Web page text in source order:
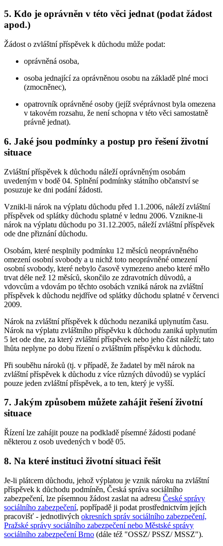
5. Kdo je oprávněn v této věci jednat (podat žádost
apod.)
Žádost o zvláštní příspěvek k důchodu může podat:
oprávněná osoba,
osoba jednající za oprávněnou osobu na základě plné moci
(zmocněnec),
opatrovník oprávněné osoby (jejíž svéprávnost byla omezena
v takovém rozsahu, že není schopna v této věci samostatně
právně jednat).
6. Jaké jsou podmínky a postup pro řešení životní
situace
Zvláštní příspěvek k důchodu náleží oprávněným osobám
uvedeným v bodě 04. Splnění podmínky státního občanství se
posuzuje ke dni podání žádosti.
Vznikl-li nárok na výplatu důchodu před 1.1.2006, náleží zvláštní
příspěvek od splátky důchodu splatné v lednu 2006. Vznikne-li
nárok na výplatu důchodu po 31.12.2005, náleží zvláštní příspěvek
ode dne přiznání důchodu.
Osobám, které nesplnily podmínku 12 měsíců neoprávněného
omezení osobní svobody a u nichž toto neoprávněné omezení
osobní svobody, které nebylo časově vymezeno anebo které mělo
trvat déle než 12 měsíců, skončilo ze zdravotních důvodů, a
vdovcům a vdovám po těchto osobách vzniká nárok na zvláštní
příspěvek k důchodu nejdříve od splátky důchodu splatné v červenci
2009.
Nárok na zvláštní příspěvek k důchodu nezaniká uplynutím času.
Nárok na výplatu zvláštního příspěvku k důchodu zaniká uplynutím
5 let ode dne, za který zvláštní příspěvek nebo jeho část náleží; tato
lhůta neplyne po dobu řízení o zvláštním příspěvku k důchodu.
Při souběhu nároků (tj. v případě, že žadatel by měl nárok na
zvláštní příspěvek k důchodu z více různých důvodů) se vyplácí
pouze jeden zvláštní příspěvek, a to ten, který je vyšší.
7. Jakým způsobem můžete zahájit řešení životní
situace
Řízení lze zahájit pouze na podkladě písemné žádosti podané
některou z osob uvedených v bodě 05.
8. Na které instituci životní situaci řešit
Je-li plátcem důchodu, jehož výplatou je vznik nároku na zvláštní
příspěvek k důchodu podmíněn, Česká správa sociálního
zabezpečení, lze písemnou žádost zaslat na adresu České správy
sociálního zabezpečení, popřípadě ji podat prostřednictvím jejích
pracovišť - jednotlivých okresních správ sociálního zabezpečení,
Pražské správy sociálního zabezpečení nebo Městské správy
sociálního zabezpečení Brno (dále též "OSSZ/ PSSZ/ MSSZ").